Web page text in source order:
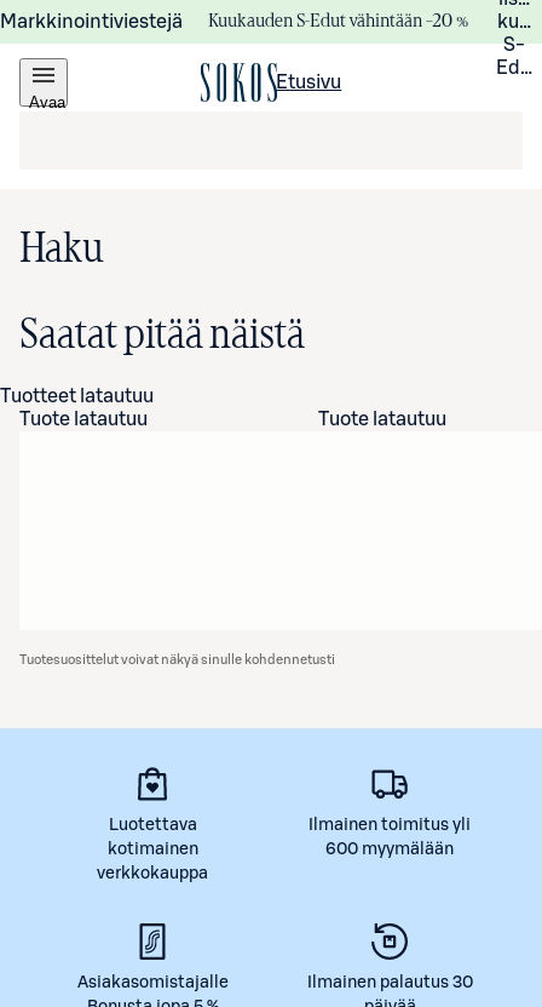
Markkinointiviestejä Kuukauden S-Edut vähintään –20 %
S-
Avaa
Etusivu
Haku
Saatat pitää näistä
Tuotteet latautuu
Tuote latautuu
Tuote latautuu
Tuotesuosittelut voivat näkyä sinulle kohdennetusti
Luotettava
kotimainen
verkkokauppa
Ilmainen toimitus yli
600 myymälään
Asiakasomistajalle
Ilmainen palautus 30